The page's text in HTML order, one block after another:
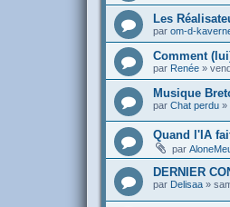
Les
par om-d-
Comment
par Renée »
Musique
par Chat perdu »
Quand l'IA
par
DERNIER
par Delisaa »